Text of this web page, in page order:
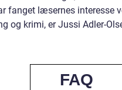
fanget læsernes interesse
og krimi, er Jussi Adler-
FAQ